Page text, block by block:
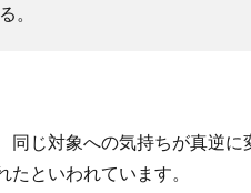
。
じ対象への気持ちが真逆に
たといわれています。